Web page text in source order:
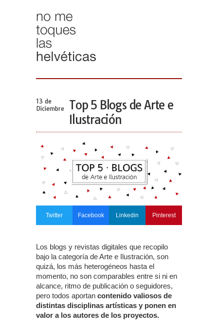
13 de
Diciembre
Top 5 Blogs de Arte e
Ilustración
Twitter Facebook Linkedin Pinterest
Los blogs y revistas digitales que recopilo
bajo la categoría de Arte e Ilustración, son
quizá, los más heterogéneos hasta el
momento, no son comparables entre si ni en
alcance, ritmo de publicación o seguidores,
pero todos aportan contenido valiosos de
distintas disciplinas artísticas y ponen en
valor a los autores de los proyectos.